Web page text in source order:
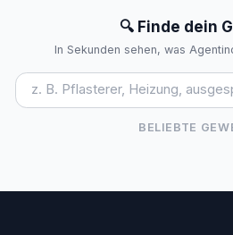
🔍 Finde dein
In Sekunden sehen, was
BELIEBTE